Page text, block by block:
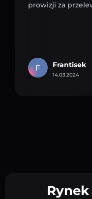
prowizji za
F Frantisek
14.03.2024